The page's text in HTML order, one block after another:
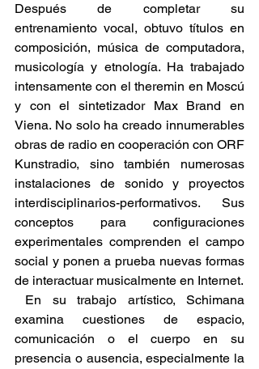
Después de completar su
entrenamiento vocal, obtuvo títulos en
composición, música de computadora,
musicología y etnología. Ha trabajado
intensamente con el theremin en Moscú
y con el sintetizador Max Brand en
Viena. No solo ha creado innumerables
obras de radio en cooperación con ORF
Kunstradio, sino también numerosas
instalaciones de sonido y proyectos
interdisciplinarios-performativos. Sus
conceptos para configuraciones
experimentales comprenden el campo
social y ponen a prueba nuevas formas
de interactuar musicalmente en Internet.
En su trabajo artístico, Schimana
examina cuestiones de espacio,
comunicación o el cuerpo en su
presencia o ausencia, especialmente la